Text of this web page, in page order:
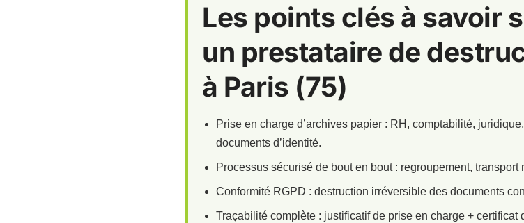
Les points clés à savoir
un prestataire de
à Paris (75)
Prise en charge d’archives papier : RH, comptabilité,
documents d’identité.
Processus sécurisé de bout en bout : regroupement,
Conformité RGPD : destruction irréversible des documents
Traçabilité complète : justificatif de prise en charge + certificat